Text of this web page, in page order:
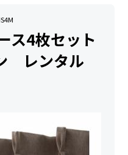
ス4枚セット
レンタル